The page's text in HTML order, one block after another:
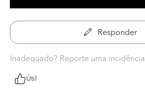
Responder
Inadequado? Reporte uma incidência
Útil